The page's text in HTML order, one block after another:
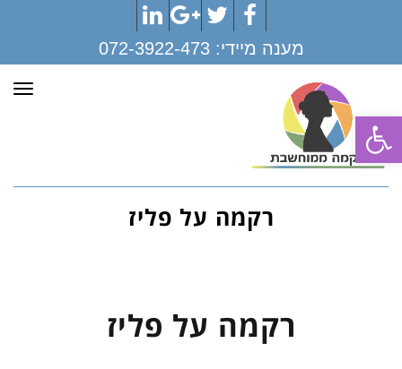
פתח סרגל נגישות
Facebook
Twitter
Google+
LinkedIn
מענה מיידי:072-3922-473
רקמה על פליז
רקמה על פליז